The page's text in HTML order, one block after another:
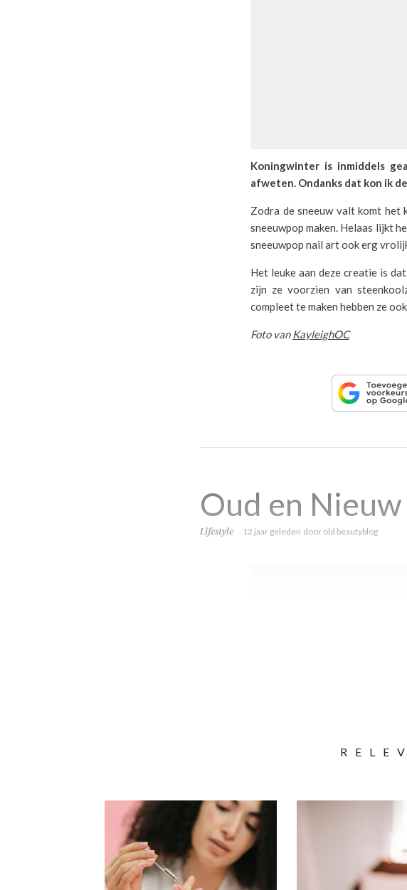
Koningwinter is inmiddels
afweten. Ondanks dat kon ik
Zodra de sneeuw valt komt het
sneeuwpop maken. Helaas lijkt
sneeuwpop nail art ook erg
Het leuke aan deze creatie is
zijn ze voorzien van
compleet te maken hebben ze
Foto vanKayleighOC
Oud en
Lifestyle 12 jaar geleden door old beautyblog